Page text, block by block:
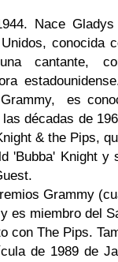
Nace Gladys
conocida
cantante,
es
décadas de
& the Pips,
'Bubba' Knight y
Grammy
es miembro del
con The Pips.
de 1989 de